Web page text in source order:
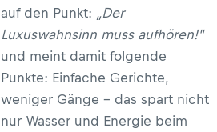
auf den Punkt: „Der
Luxuswahnsinn muss aufhören!"
und meint damit folgende
Punkte: Einfache Gerichte,
weniger Gänge – das spart nicht
nur Wasser und Energie beim